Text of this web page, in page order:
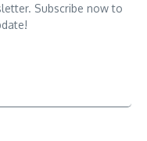
Subscribe now to